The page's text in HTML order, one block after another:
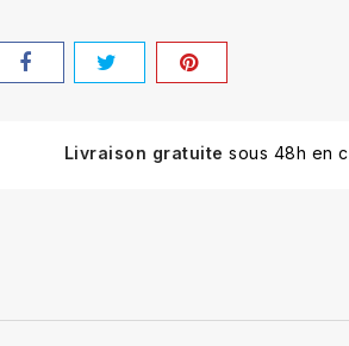
Livraison gratuite sous 48h en